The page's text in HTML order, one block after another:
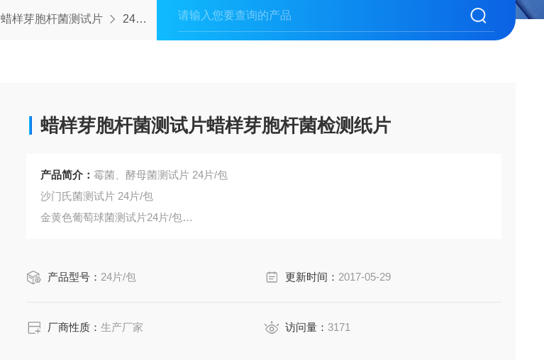
蜡样芽胞杆菌测试片 24片/包蜡样芽胞杆菌测试片蜡样芽胞杆菌检测纸片
蜡样芽胞杆菌测试片蜡样芽胞杆菌检测纸片
产品简介：霉菌、酵母菌测试片 24片/包
沙门氏菌测试片 24片/包
金黄色葡萄球菌测试片24片/包
阪崎肠杆菌测试片24片/包
产品型号： 24片/包 更新时间： 2017-05-29
厂商性质：生产厂家 访问量： 3171